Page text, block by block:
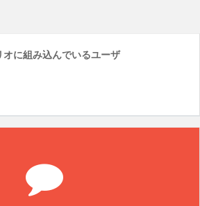
に組み込んでいるユーザ